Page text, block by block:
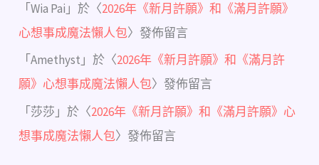
「Wia Pai 」於〈2026年《新月許願》和《滿月許願》
心想事成魔法懶人包〉發佈留言
「Amethyst 」於〈2026年《新月許願》和《滿月許
願》心想事成魔法懶人包〉發佈留言
「 莎莎 」於〈2026年《新月許願》和《滿月許願》心
想事成魔法懶人包〉發佈留言